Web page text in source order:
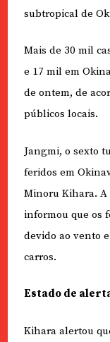
subtropical de
Mais de 30 mil
e 17 mil em
de ontem, de
públicos locais.
Jangmi, o sexto
feridos em
Minoru Kihara. A
informou que os
devido ao vento
carros.
Estado de
Kihara alertou